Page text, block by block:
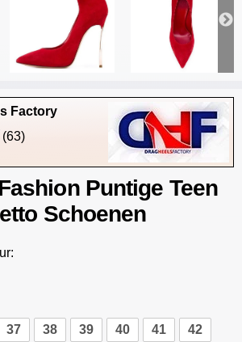
Factory
(63)
Puntige Teen
Schoenen
37 38 39 40 41 42